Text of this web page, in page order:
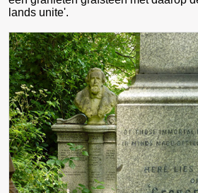
lands unite'.